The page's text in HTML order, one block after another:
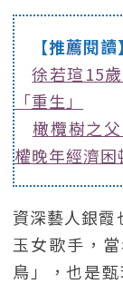
【推薦閱讀】
徐若瑄15
「重生」
橄欖樹之
權晚年經濟困
資深藝人銀霞
玉女歌手，
鳥」，也是